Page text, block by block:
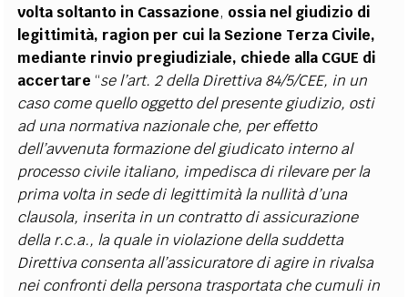
volta soltanto in Cassazione, ossia nel giudizio di
legittimità, ragion per cui la Sezione Terza Civile,
mediante rinvio pregiudiziale, chiede alla CGUE di
accertare “se l’art. 2 della Direttiva 84/5/CEE, in un
caso come quello oggetto del presente giudizio, osti
ad una normativa nazionale che, per effetto
dell’avvenuta formazione del giudicato interno al
processo civile italiano, impedisca di rilevare per la
prima volta in sede di legittimità la nullità d’una
clausola, inserita in un contratto di assicurazione
della r.c.a., la quale in violazione della suddetta
Direttiva consenta all’assicuratore di agire in rivalsa
nei confronti della persona trasportata che cumuli in